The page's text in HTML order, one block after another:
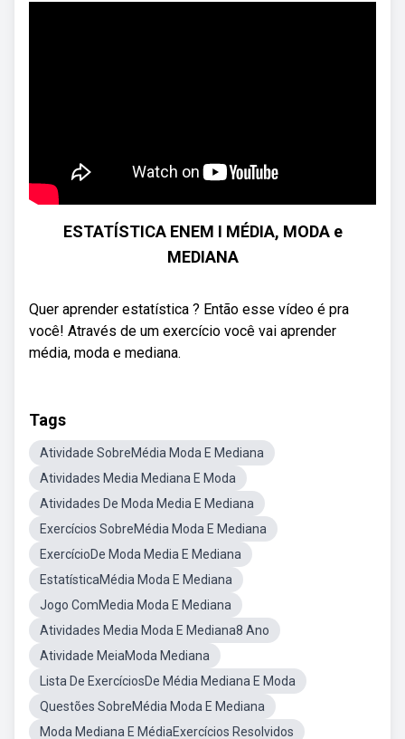
ESTATÍSTICA ENEM I MÉDIA, MODA e
MEDIANA
Quer aprender estatística ? Então esse vídeo é pra
você! Através de um exercício você vai aprender
média, moda e mediana.
Tags
Atividade SobreMédia Moda E Mediana
Atividades Media Mediana E Moda
Atividades De Moda Media E Mediana
Exercícios SobreMédia Moda E Mediana
ExercícioDe Moda Media E Mediana
EstatísticaMédia Moda E Mediana
Jogo ComMedia Moda E Mediana
Atividades Media Moda E Mediana8 Ano
Atividade MeiaModa Mediana
Lista De ExercíciosDe Média Mediana E Moda
Questões SobreMédia Moda E Mediana
Moda Mediana E MédiaExercícios Resolvidos